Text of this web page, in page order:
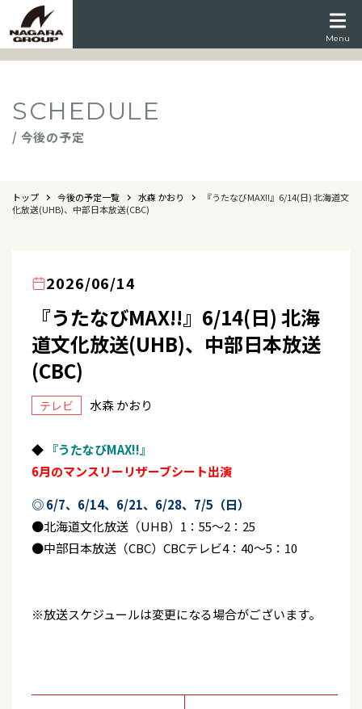
Menu
SCHEDULE
/ 今後の予定
トップ 今後の予定一覧 水森 かおり
『うたなびMAX!!』6/14(日) 北海道文
化放送(UHB)、中部日本放送(CBC)
2026/06/14
『うたなびMAX!!』6/14(日) 北海
道文化放送(UHB)、中部日本放送
(CBC)
テレビ 水森 かおり
◆ 『うたなびMAX!!』
6月のマンスリーリザーブシート出演
◎ 6/7、6/14、6/21、6/28、7/5（日）
●北海道文化放送（UHB）1：55～2：25
●中部日本放送（CBC）CBCテレビ4：40～5：10
※放送スケジュールは変更になる場合がございます。